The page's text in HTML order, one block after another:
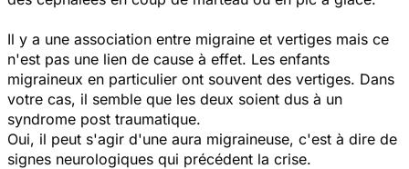
Il y a une association entre migraine et vertiges mais ce
n'est pas une lien de cause à effet. Les enfants
migraineux en particulier ont souvent des vertiges. Dans
votre cas, il semble que les deux soient dus à un
syndrome post traumatique.
Oui, il peut s'agir d'une aura migraineuse, c'est à dire de
signes neurologiques qui précédent la crise.